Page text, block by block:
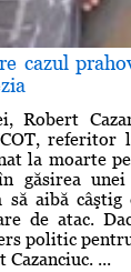
cazul
Robert
referitor
la moarte
găsirea
să aibă câştig
de atac.
politic
Cazanciuc. ...